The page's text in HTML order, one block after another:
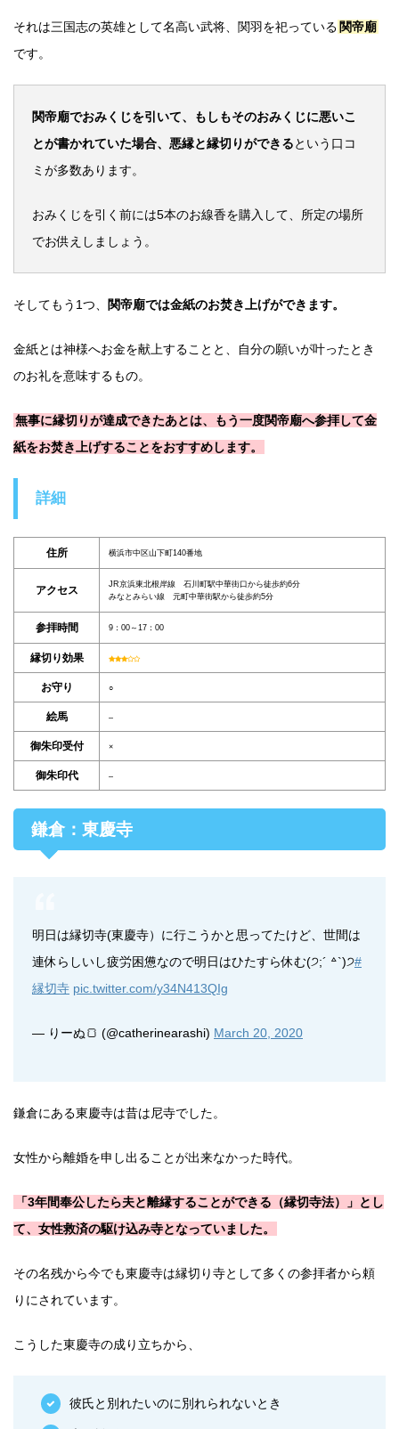
それは三国志の英雄として名高い武将、関羽を祀っている 関帝廟
です。
関帝廟でおみくじを引いて、もしもそのおみくじに悪いこ
とが書かれていた場合、悪縁と縁切りができるという口コ
ミが多数あります。
おみくじを引く前には5本のお線香を購入して、所定の場所
でお供えしましょう。
そしてもう1つ、 関帝廟では金紙のお焚き上げができます。
金紙とは神様へお金を献上することと、自分の願いが叶ったとき
のお礼を意味するもの。
無事に縁切りが達成できたあとは、もう一度関帝廟へ参拝して金
紙をお焚き上げすることをおすすめします。
詳細
住所 横浜市中区山下町140番地
アクセス
JR京浜東北根岸線 石川町駅中華街口から徒歩約6分
みなとみらい線 元町中華街駅から徒歩約5分
参拝時間 9：00～17：00
縁切り効果
お守り ○
絵馬 –
御朱印受付 ×
御朱印代 –
鎌倉：東慶寺
明日は縁切寺(東慶寺）に行こうかと思ってたけど、世間は
連休らしいし疲労困憊なので明日はひたすら休む(੭;´ ꒫`)੭#
縁切寺 pic.twitter.com/y34N413QIg
— りーぬ🍞 (@catherinearashi) March 20, 2020
鎌倉にある東慶寺は昔は尼寺でした。
女性から離婚を申し出ることが出来なかった時代。
「3年間奉公したら夫と離縁することができる（縁切寺法）」とし
て、女性救済の駆け込み寺となっていました。
その名残から今でも東慶寺は縁切り寺として多くの参拝者から頼
りにされています。
こうした東慶寺の成り立ちから、
彼氏と別れたいのに別れられないとき